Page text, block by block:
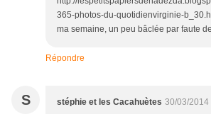
365-photos-du-quotidienvirginie-
ma semaine, un peu bâclée par faute
Répondre
S stéphie et les Cacahuètes 30/03/2014